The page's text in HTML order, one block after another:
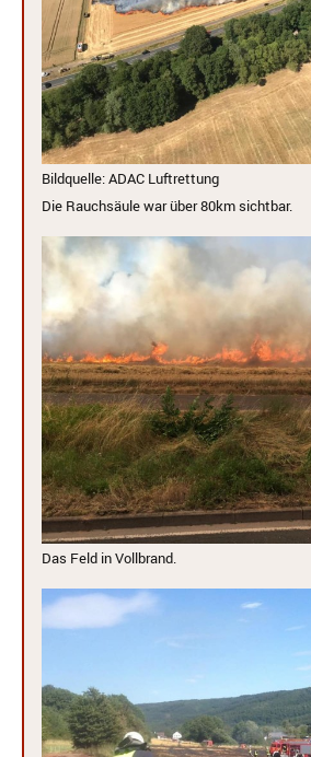
Bildquelle: ADAC Luftrettung
Die Rauchsäule war über 80km sichtbar.
Das Feld in Vollbrand.